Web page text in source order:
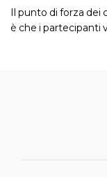
Il punto di forza dei
è che i partecipanti